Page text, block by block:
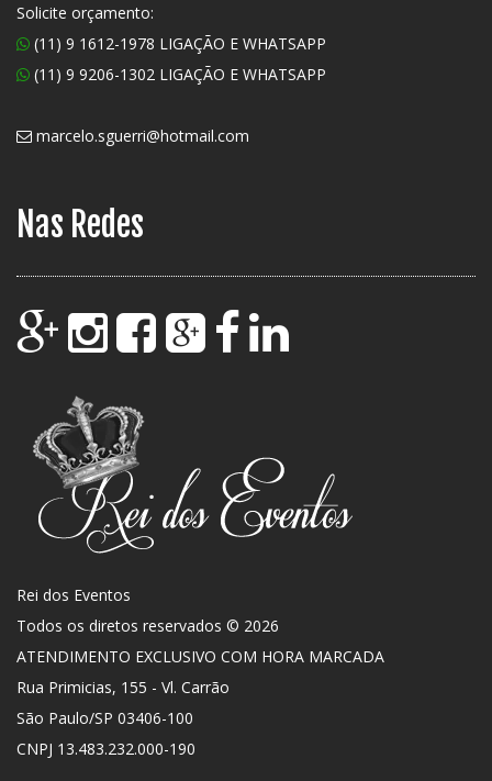
Solicite orçamento:
(11) 9 1612-1978 LIGAÇÃO E WHATSAPP
(11) 9 9206-1302 LIGAÇÃO E WHATSAPP
marcelo.sguerri@hotmail.com
Nas Redes
Rei dos Eventos
Todos os diretos reservados © 2026
ATENDIMENTO EXCLUSIVO COM HORA MARCADA
Rua Primicias, 155 - Vl. Carrão
São Paulo/SP 03406-100
CNPJ 13.483.232.000-190